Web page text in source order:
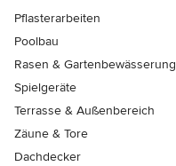
Pflasterarbeiten
Poolbau
Rasen & Gartenbewässerung
Spielgeräte
Terrasse & Außenbereich
Zäune & Tore
Dachdecker